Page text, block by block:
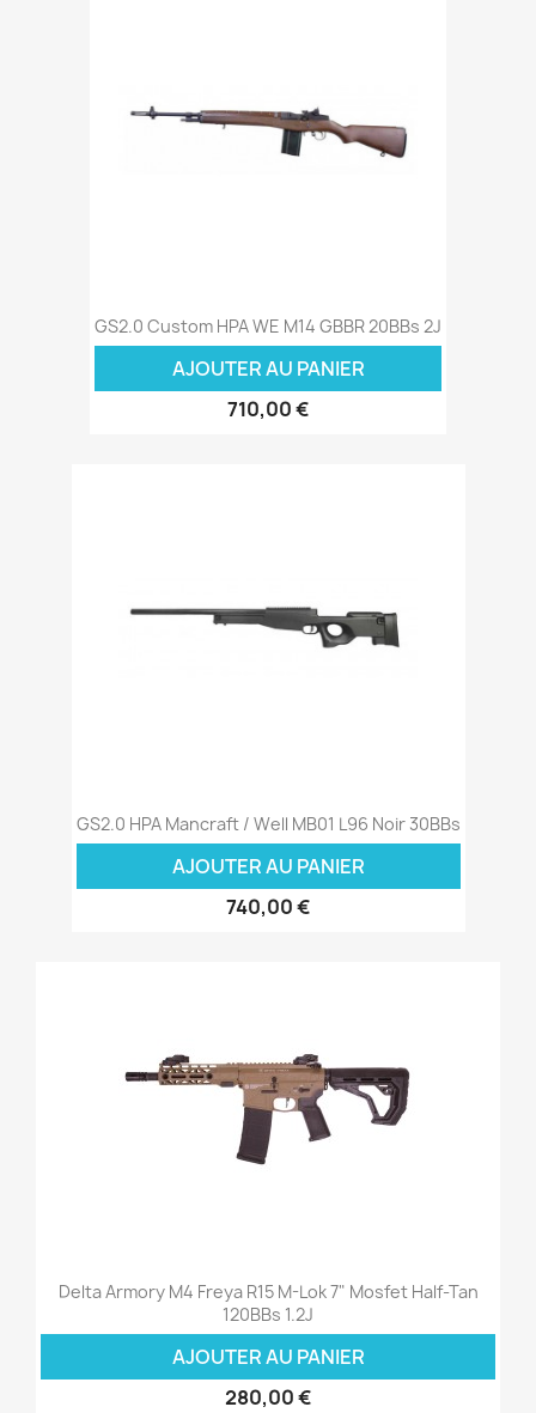
GS2.0 Custom HPA WE M14 GBBR 20BBs 2J
AJOUTER AU PANIER
710,00 €
GS2.0 HPA Mancraft / Well MB01 L96 Noir 30BBs
AJOUTER AU PANIER
740,00 €
Delta Armory M4 Freya R15 M-Lok 7" Mosfet Half-Tan
120BBs 1.2J
AJOUTER AU PANIER
280,00 €